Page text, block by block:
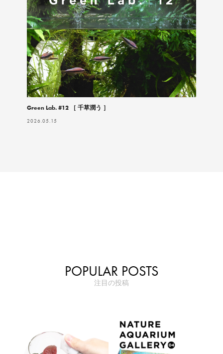
Green Lab. #12 ［ 千草潤う ］
2026.05.15
POPULAR POSTS
注目の投稿